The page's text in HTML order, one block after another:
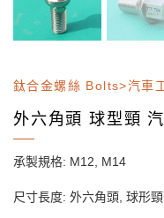
鈦合金螺絲 Bolts>汽車
外六角頭 球型頸
承製規格: M12, M14
尺寸長度: 外六角頭, 球形